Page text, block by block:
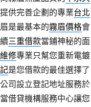
供完善企劃的專業台北
是最基本的霧眉價格會
三重借款當鋪神秘的面
修專業只幫您重新電鍍
是您借款的最佳選擇了
司設立登記地址服務於
借貸機構服務中心讓您